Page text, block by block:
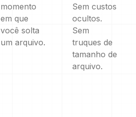
momento
em que
você solta
um arquivo.
Sem custos
ocultos.
Sem
truques de
tamanho de
arquivo.